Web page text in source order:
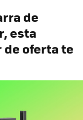
de
esta
de oferta te